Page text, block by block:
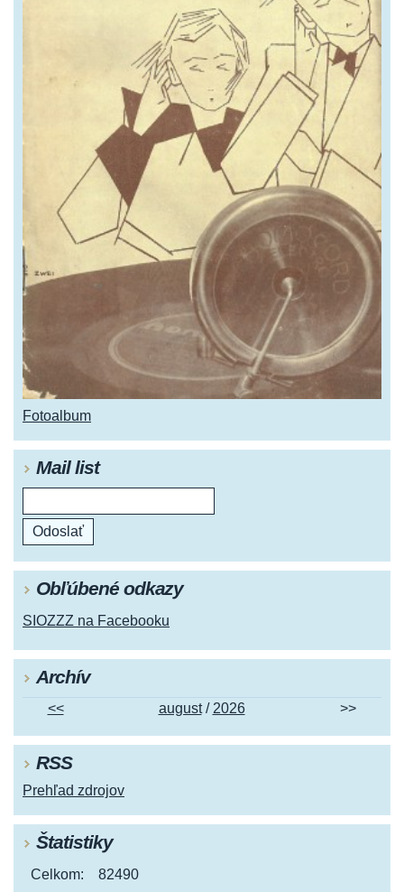
Fotoalbum
Mail list
Obľúbené odkazy
SIOZZZ na Facebooku
Archív
<< august/ 2026 >>
RSS
Prehľad zdrojov
Štatistiky
Celkom:
82490